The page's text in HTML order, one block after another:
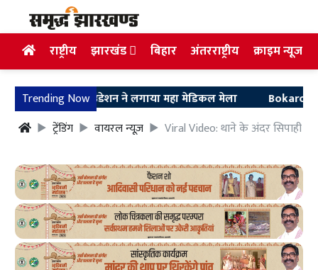
राष्ट्रीय झारखंड बिहार अंतरराष्ट्रीय क्राइम न्यूज
Trending Now
सारथी फाउंडेशन ने लगाया महा मेडिकल मेला
Bokaro News:
ट्रेंडिंग
वायरल न्यूज़ Viral Video: थाने के अंदर सिपाही और